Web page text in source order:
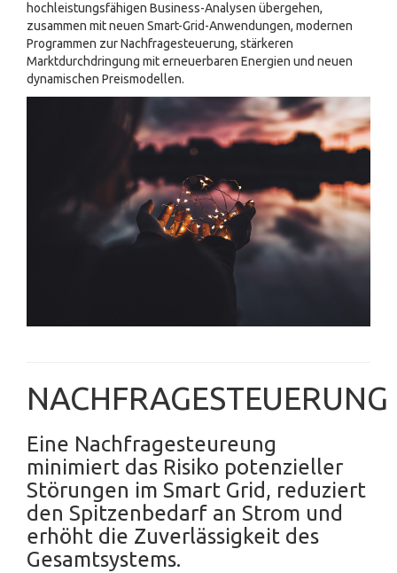
hochleistungsfähigen Business-Analysen übergehen,
zusammen mit neuen Smart-Grid-Anwendungen, modernen
Programmen zur Nachfragesteuerung, stärkeren
Marktdurchdringung mit erneuerbaren Energien und neuen
dynamischen Preismodellen.
NACHFRAGESTEUERUNG
Eine Nachfragesteureung
minimiert das Risiko potenzieller
Störungen im Smart Grid, reduziert
den Spitzenbedarf an Strom und
erhöht die Zuverlässigkeit des
Gesamtsystems.